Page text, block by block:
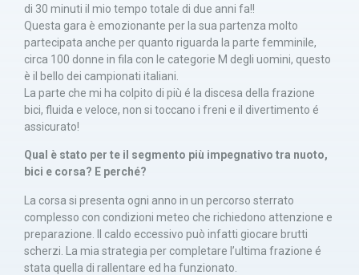
di 30 minuti il mio tempo totale di due anni fa!!
Questa gara è emozionante per la sua partenza molto
partecipata anche per quanto riguarda la parte femminile,
circa 100 donne in fila con le categorie M degli uomini, questo
è il bello dei campionati italiani.
La parte che mi ha colpito di più é la discesa della frazione
bici, fluida e veloce, non si toccano i freni e il divertimento é
assicurato!
Qual è stato per te il segmento più impegnativo tra nuoto,
bici e corsa? E perché?
La corsa si presenta ogni anno in un percorso sterrato
complesso con condizioni meteo che richiedono attenzione e
preparazione. Il caldo eccessivo può infatti giocare brutti
scherzi. La mia strategia per completare l’ultima frazione é
stata quella di rallentare ed ha funzionato.